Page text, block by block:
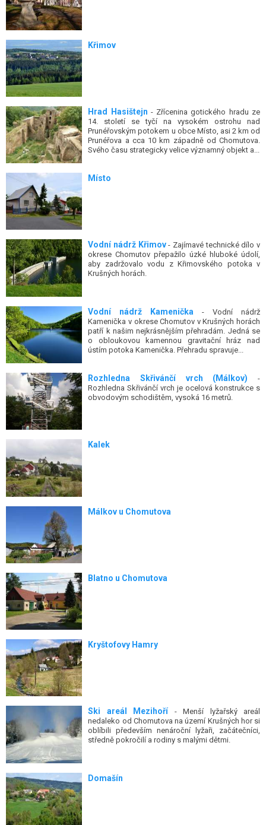
Křimov
Hrad Hasištejn - Zřícenina gotického hradu ze
14. století se tyčí na vysokém ostrohu nad
Prunéřovským potokem u obce Místo, asi 2 km od
Prunéřova a cca 10 km západně od Chomutova.
Svého času strategicky velice významný objekt a...
Místo
Vodní nádrž Křimov- Zajímavé technické dílo v
okrese Chomutov přepažilo úzké hluboké údolí,
aby zadržovalo vodu z Křimovského potoka v
Krušných horách.
Vodní nádrž Kamenička - Vodní nádrž
Kamenička v okrese Chomutov v Krušných horách
patří k našim nejkrásnějším přehradám. Jedná se
o obloukovou kamennou gravitační hráz nad
ústím potoka Kamenička. Přehradu spravuje...
Rozhledna Skřivánčí vrch (Málkov) -
Rozhledna Skřivánčí vrch je ocelová konstrukce s
obvodovým schodištěm, vysoká 16 metrů.
Kalek
Málkov u Chomutova
Blatno u Chomutova
Kryštofovy Hamry
Ski areál Mezihoří - Menší lyžařský areál
nedaleko od Chomutova na území Krušných hor si
oblíbili především nenároční lyžaři, začátečníci,
středně pokročilí a rodiny s malými dětmi.
Domašín